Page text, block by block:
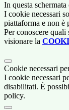
In questa
I cookie necessari
piattaforma e non è
Per conoscere
visionare la
Cookie necessari
I cookie necessari
disabilitati. È
policy.